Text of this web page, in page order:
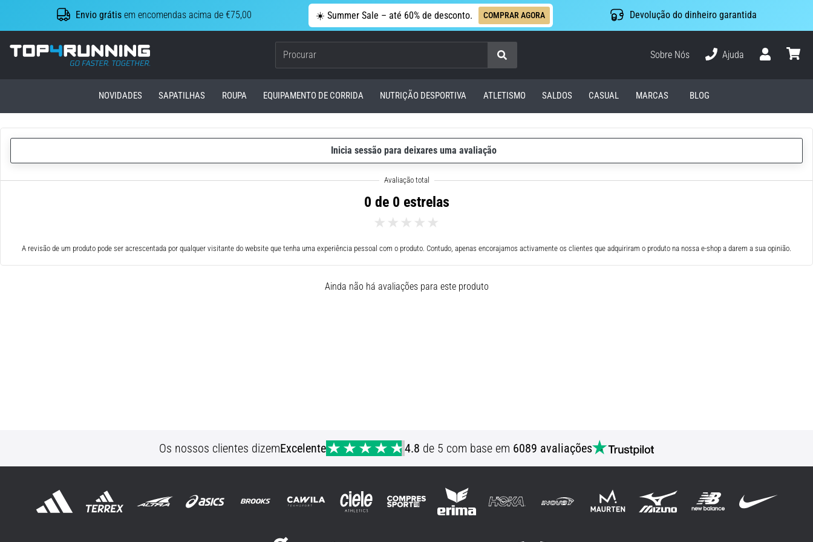
Envio grátis em encomendas acima de €75,00 ☀️ Summer Sale – até 60% de desconto. COMPRAR AGORA Devolução do dinheiro garantida
Top4Running.pt
Procurar
Sobre Nós
Ajuda
NOVIDADES SAPATILHAS ROUPA EQUIPAMENTO DE CORRIDA NUTRIÇÃO DESPORTIVA ATLETISMO SALDOS CASUAL MARCAS BLOG
Inicia sessão para deixares uma avaliação
0 de 0 estrelas
A revisão de um produto pode ser acrescentada por qualquer visitante do website que tenha uma experiência pessoal com o produto. Contudo, apenas encorajamos activamente os clientes que adquiriram o produto na nossa e-shop a darem a sua opinião.
Ainda não há avaliações para este produto
Os nossos clientes dizemExcelente 4.8 de 5 com base em 6089 avaliações